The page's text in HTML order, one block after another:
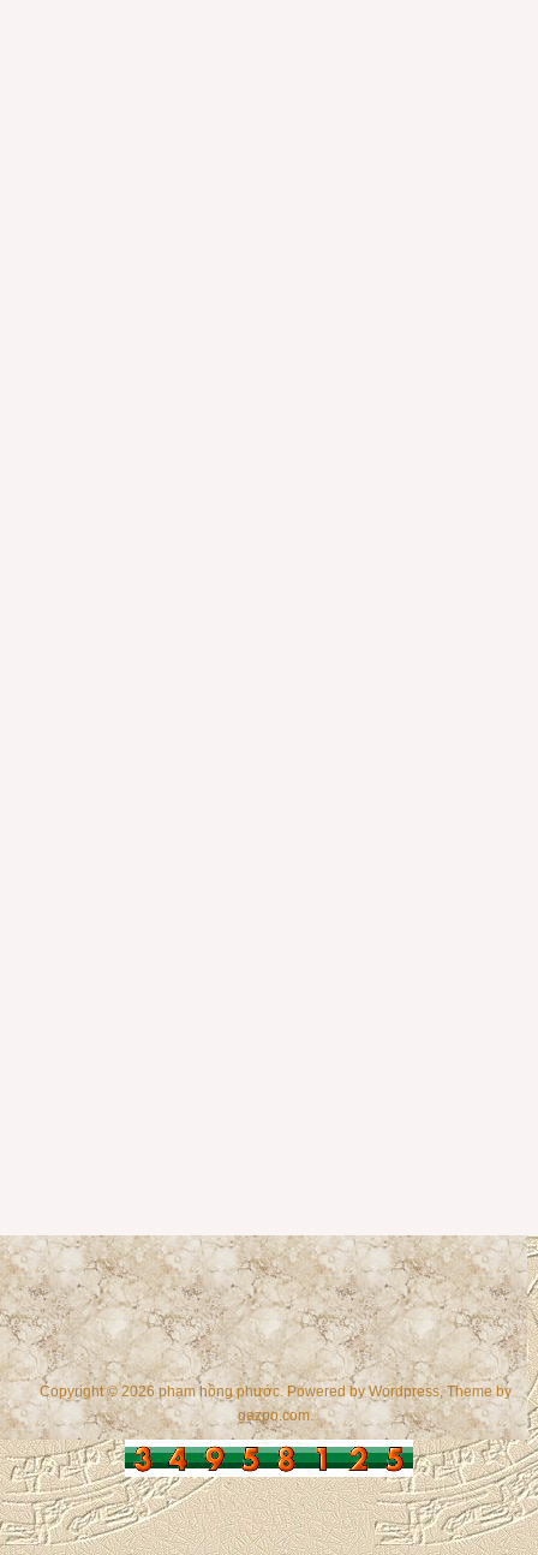
Copyright © 2026 phạm hồng phước. Powered byWordpress, Theme by
gazpo.com.